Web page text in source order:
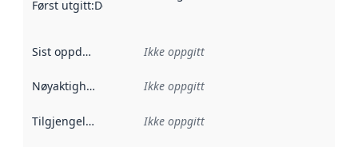
Først utgitt:Denne datoen sier når dataene i dette
Sist oppdatert Ikke oppgitt
Nøyaktighet Ikke oppgitt
Tilgjengelighet Ikke oppgitt